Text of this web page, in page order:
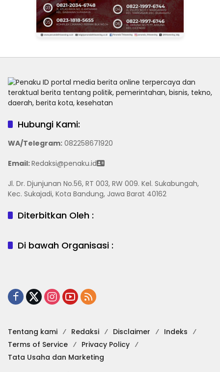
Hubungi Kami:
WA/Telegram: 082258671920
Email:Redaksi@penaku.id
Jl. Dr. Djunjunan No.56, RT 003, RW 009. Kel. Sukabungah,
Kec. Sukajadi, Kota Bandung, Jawa Barat 40162
Diterbitkan Oleh :
Di bawah Organisasi :
Tentang kami Redaksi Disclaimer
Indeks
Terms of Service
Privacy Policy
Tata Usaha dan Marketing